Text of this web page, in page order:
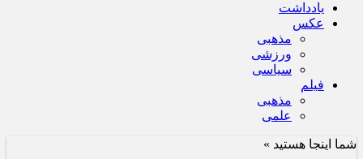
یادداشت
عکس
مذهبی
ورزشی
سیاسی
فیلم
مذهبی
علمی
شما اینجا هستید »